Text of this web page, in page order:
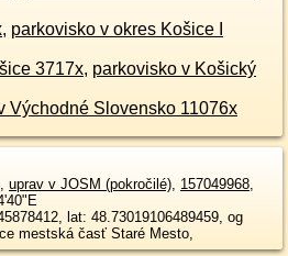
, parkovisko v okres Košice I
3717x, parkovisko v Košický
Východné Slovensko 11076x
, uprav v JOSM (pokročilé), 157049968,
lat: 48.73019106489459, og
type: place, og locality: Košice mestská časť Staré Mesto,